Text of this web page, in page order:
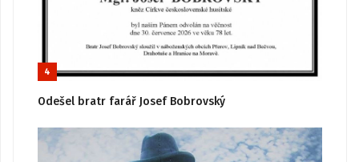
4
Odešel bratr farář Josef Bobrovský